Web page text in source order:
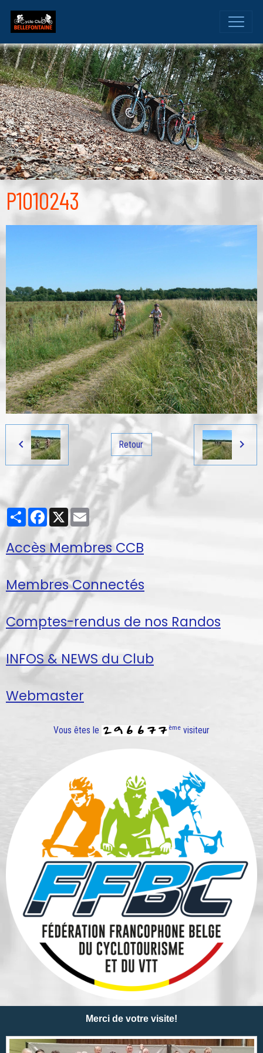
P1010243
Retour
PartagerFacebook
X Email
Accès Membres CCB
Membres Connectés
Comptes-rendus de nos Randos
INFOS & NEWS du Club
Webmaster
Vous êtes le ème visiteur
Merci de votre visite!